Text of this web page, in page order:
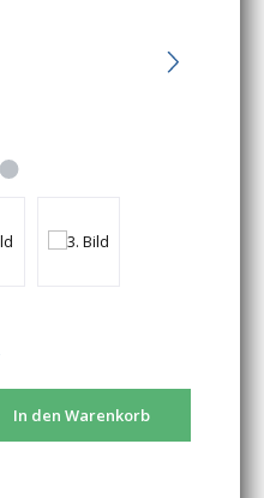
In den Warenkorb